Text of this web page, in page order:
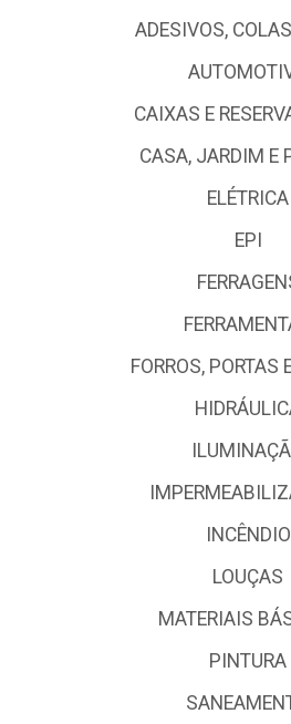
ADESIVOS,
CAIXAS E
CASA, JARDIM E
ELÉTRICA
EPI
FORROS, PORTAS
INCÊNDIO
LOUÇAS
MATERIAIS
PINTURA